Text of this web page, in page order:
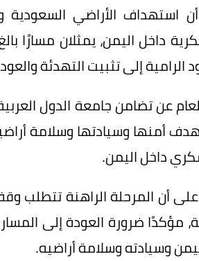
الأراضي السعودية
داخل اليمن، يمثلان مسارًا
إلى تثبيت التهدئة
عن تضامن جامعة الدول
أمنها وسيادتها وسلامة
داخل اليمن.
أن المرحلة الراهنة تتطلب
مؤكدًا ضرورة العودة إلى
وسيادته وسلامة أراضيه.